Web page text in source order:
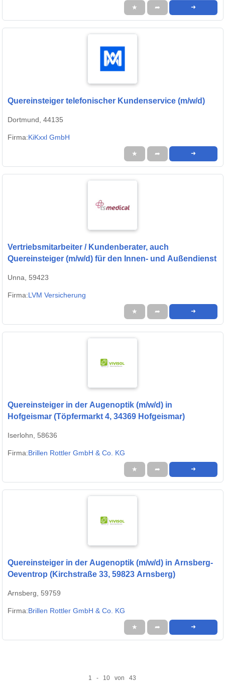
★ ➦ ➜
Quereinsteiger telefonischer Kundenservice (m/w/d)
Dortmund, 44135
Firma:KiKxxl GmbH
★ ➦ ➜
Vertriebsmitarbeiter / Kundenberater, auch
Quereinsteiger (m/w/d) für den Innen- und Außendienst
Unna, 59423
Firma:LVM Versicherung
★ ➦ ➜
Quereinsteiger in der Augenoptik (m/w/d) in
Hofgeismar (Töpfermarkt 4, 34369 Hofgeismar)
Iserlohn, 58636
Firma:Brillen Rottler GmbH & Co. KG
★ ➦ ➜
Quereinsteiger in der Augenoptik (m/w/d) in Arnsberg-
Oeventrop (Kirchstraße 33, 59823 Arnsberg)
Arnsberg, 59759
Firma:Brillen Rottler GmbH & Co. KG
★ ➦ ➜
1 - 10 von 43